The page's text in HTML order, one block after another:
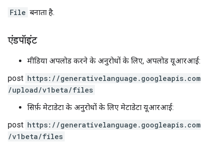
File बनाता है.
एंडपॉइंट
मीडिया अपलोड करने के अनुरोधों के लिए, अपलोड यूआरआई:
post https: / /generativelanguage.googleapis.com
/upload/v1beta/files
सिर्फ़ मेटाडेटा के अनुरोधों के लिए मेटाडेटा यूआरआई:
post https: / /generativelanguage.googleapis.com
/v1beta/files